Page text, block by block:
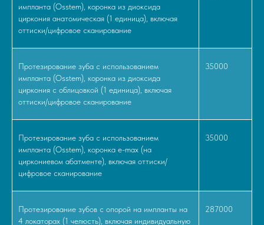
импланта (Osstem), коронка из диоксида
циркония анатомическая (1 единица), включая
оттиски/цифровое сканирование
Протезирование зуба с использованием
импланта (Osstem), коронка из диоксида
циркония с облицовкой (1 единица), включая
оттиски/цифровое сканирование
35000
Протезирование зуба с использованием
импланта (Osstem), коронка e-max (на
циркониевом абатменте), включая оттиски/
цифровое сканирование
35000
Протезирование зубов с опорой на импланты на
4 локаторах (1 челюсть), включая индивидуальную
287000